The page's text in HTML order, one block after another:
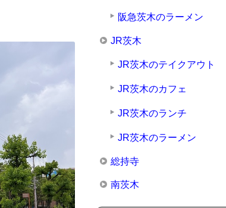
阪急茨木のラーメン
JR茨木
JR茨木のテイクアウト
JR茨木のカフェ
JR茨木のランチ
JR茨木のラーメン
総持寺
南茨木